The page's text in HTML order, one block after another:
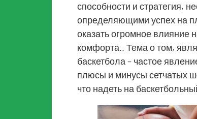
способности и стратегия,
определяющими успех на
оказать огромное влияние
комфорта.. Тема о том,
баскетбола – частое
плюсы и минусы сетчатых
что надеть на